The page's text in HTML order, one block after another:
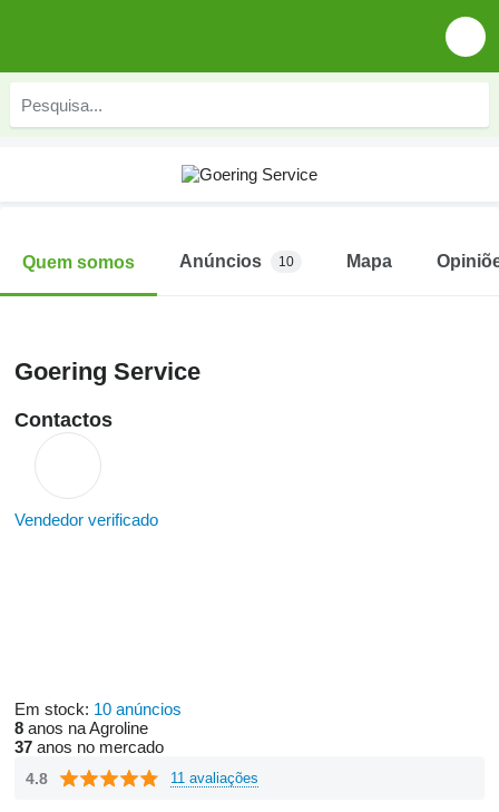
Quem somos Anúncios 10 Mapa
Goering Service
Contactos
Vendedor verificado
Em stock: 10 anúncios
8 anos na Agroline
37 anos no mercado
4.8 11 avaliações